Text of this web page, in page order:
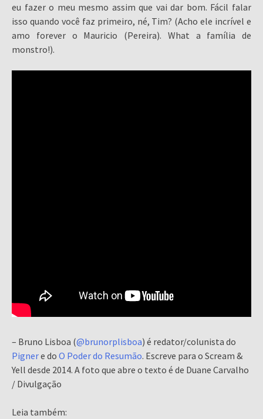
eu fazer o meu mesmo assim que vai dar bom. Fácil falar
isso quando você faz primeiro, né, Tim? (Acho ele incrível e
amo forever o Mauricio (Pereira). What a família de
monstro!).
– Bruno Lisboa (@brunorplisboa) é redator/colunista do
Pignere do O Poder do Resumão. Escreve para o Scream &
Yell desde 2014. A foto que abre o texto é de Duane Carvalho
/ Divulgação
Leia também: